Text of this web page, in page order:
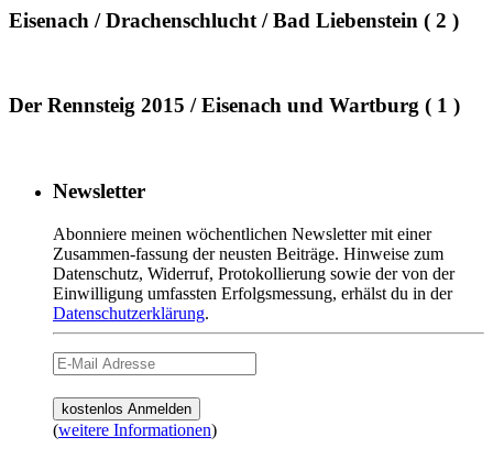
Eisenach / Drachenschlucht / Bad Liebenstein ( 2 )
Der Rennsteig 2015 / Eisenach und Wartburg ( 1 )
Newsletter
Abonniere meinen wöchentlichen Newsletter mit einer
Zusammen-fassung der neusten Beiträge. Hinweise zum
Datenschutz, Widerruf, Protokollierung sowie der von der
Einwilligung umfassten Erfolgsmessung, erhälst du in der
Datenschutzerklärung.
(weitere Informationen)